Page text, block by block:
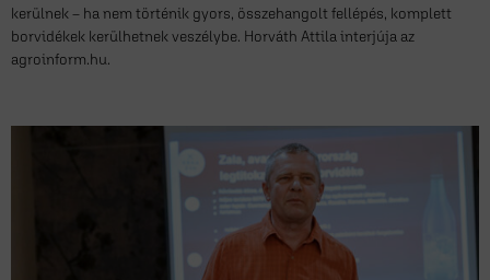
kerülnek – ha nem történik gyors, összehangolt fellépés, komplett
borvidékek kerülhetnek veszélybe. Horváth Attila interjúja az
agroinform.hu.